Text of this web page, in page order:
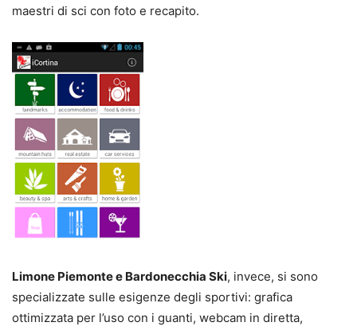
maestri di sci con foto e recapito.
Limone Piemonte e Bardonecchia Ski, invece, si sono
specializzate sulle esigenze degli sportivi: grafica
ottimizzata per l’uso con i guanti, webcam in diretta,